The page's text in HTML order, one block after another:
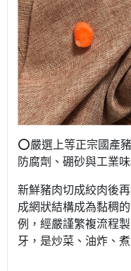
⭕️嚴選上等正宗國產
防腐劑、硼砂與工業味
新鮮豬肉切成絞肉後
成網狀結構成為黏稠
例，經嚴謹繁複流程
牙，是炒菜、油炸、